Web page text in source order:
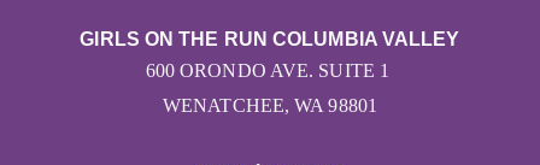
GIRLS ON THE RUN COLUMBIA VALLEY
600 ORONDO AVE. SUITE 1
WENATCHEE, WA 98801